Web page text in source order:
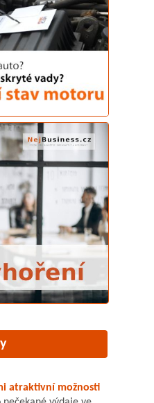
atraktivní možnosti